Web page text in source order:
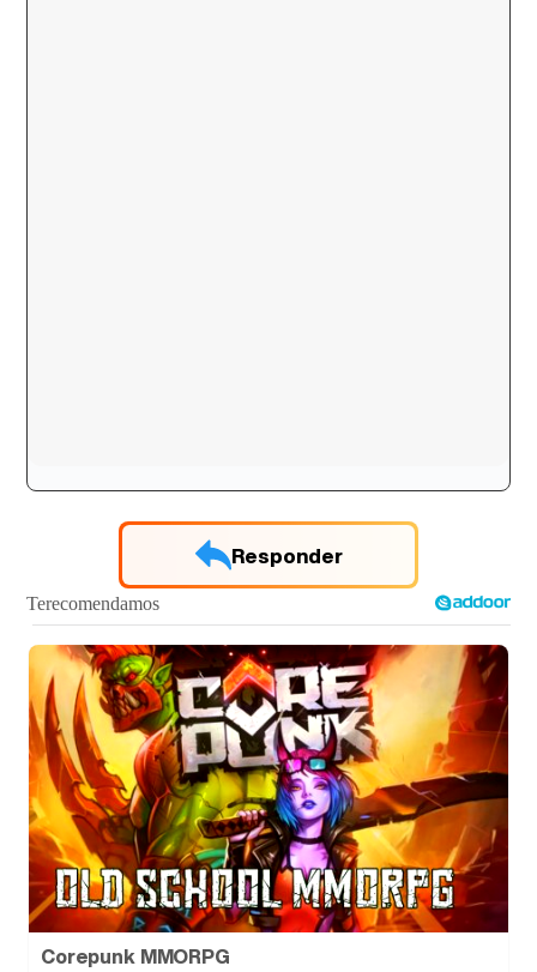
Responder
Corepunk MMORPG